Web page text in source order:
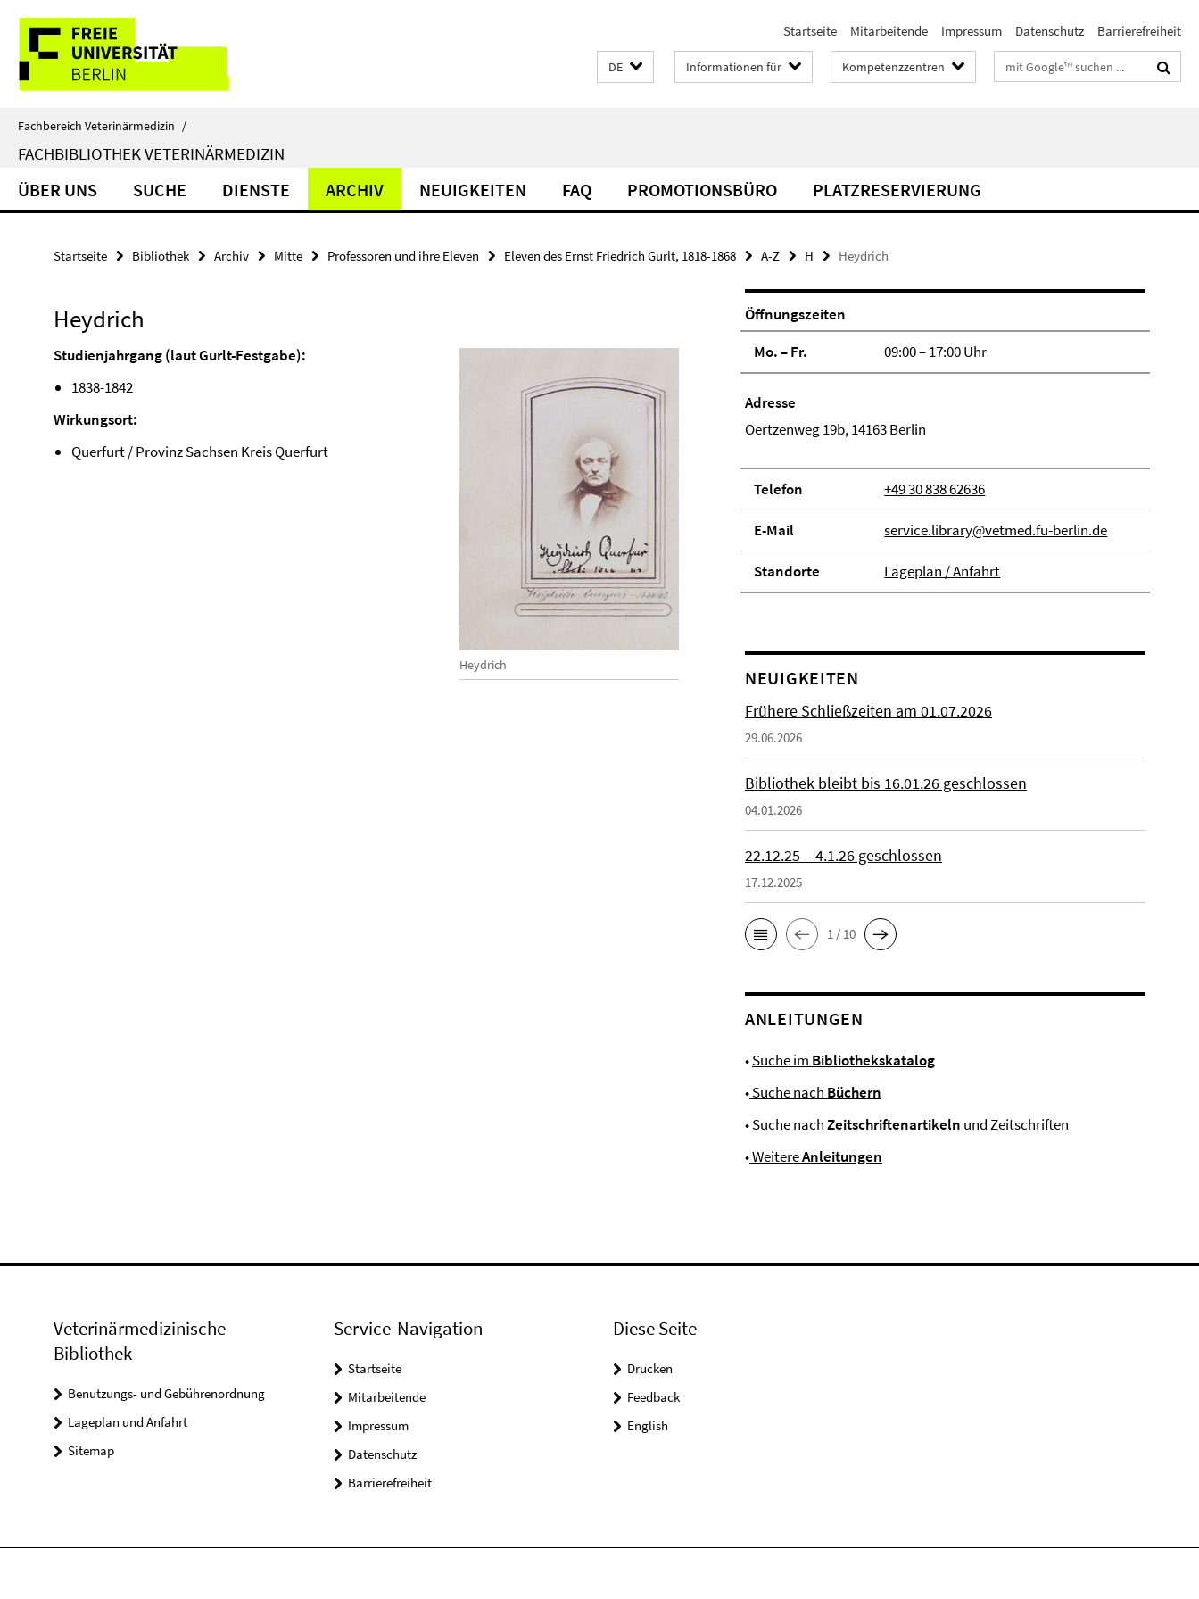
direkt
Inhalt
Service-
Navigation
Startseite Mitarbeitende Impressum Datenschutz Barrierefreiheit
DE Informationen für Kompetenzzentren Suchbegriffe
Fachbereich Veterinärmedizin /
FACHBIBLIOTHEK VETERINÄRMEDIZIN
ÜBER UNS SUCHE DIENSTE ARCHIV NEUIGKEITEN FAQ PROMOTIONSBÜRO PLATZRESERVIERUNG
Startseite Bibliothek Archiv Mitte Professoren und ihre Eleven Eleven des Ernst Friedrich Gurlt, 1818-1868 A-Z H Heydrich
Heydrich
Heydrich
Studienjahrgang (laut Gurlt-Festgabe):
1838-1842
Wirkungsort:
Querfurt / Provinz Sachsen Kreis Querfurt
Öffnungszeiten
Mo. – Fr.
09:00 – 17:00 Uhr
Adresse
Oertzenweg 19b, 14163 Berlin
Telefon +49 30 838 62636
E-Mail service.library@vetmed.fu-berlin.de
Stand­orte Lageplan / Anfahrt
NEUIGKEITEN
Frühere Schließzeiten am 01.07.2026
29.06.2026
Bibliothek bleibt bis 16.01.26 geschlossen
04.01.2026
22.12.25 – 4.1.26 geschlossen
17.12.2025
1 / 10
ANLEITUNGEN
•Suche im Bibliothekskatalog
•Suche nach Büchern
•Suche nachZeitschriftenartikeln und Zeitschriften
•WeitereAnleitungen
Veterinärmedizinische
Bibliothek
Benutzungs- und Gebührenordnung
Lageplan und Anfahrt
Sitemap
Service-Navigation
Startseite
Mitarbeitende
Impressum
Datenschutz
Barrierefreiheit
Diese Seite
Drucken
Feedback
English